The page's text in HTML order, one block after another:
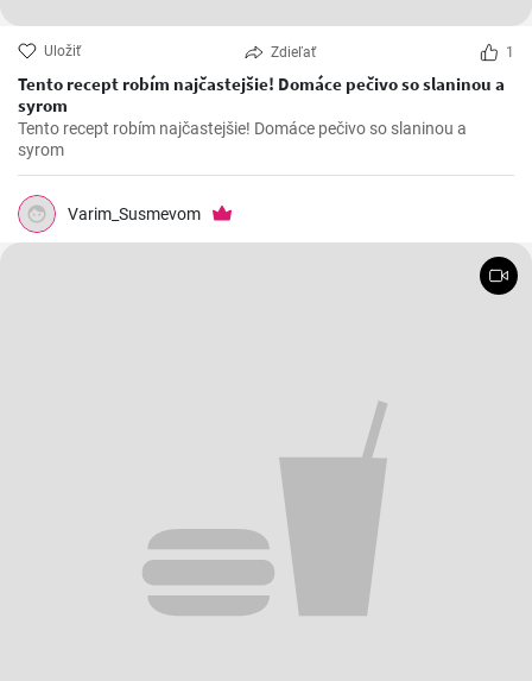
Uložiť Zdieľať 1
Tento recept robím najčastejšie! Domáce pečivo so slaninou a
syrom
Tento recept robím najčastejšie! Domáce pečivo so slaninou a
syrom
Varim_Susmevom